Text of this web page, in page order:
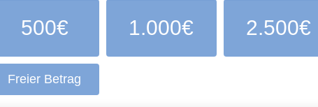
500€ 1.000€ 2.500€
Freier Betrag